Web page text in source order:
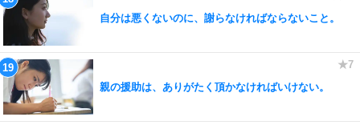
自分は悪くないのに、謝らなければならないこと。
親の援助は、ありがたく頂かなければいけない。